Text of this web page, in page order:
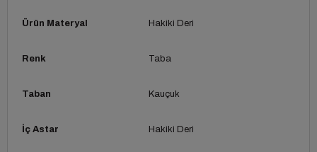
Ürün Materyal Hakiki Deri
Renk Taba
Taban Kauçuk
İç Astar Hakiki Deri